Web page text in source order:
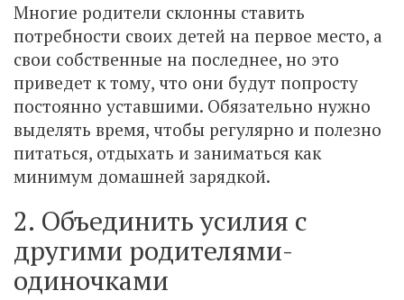
Многие родители склонны ставить
потребности своих детей на первое место, а
свои собственные на последнее, но это
приведет к тому, что они будут попросту
постоянно уставшими. Обязательно нужно
выделять время, чтобы регулярно и полезно
питаться, отдыхать и заниматься как
минимум домашней зарядкой.
2. Объединить усилия с
другими родителями-
одиночками